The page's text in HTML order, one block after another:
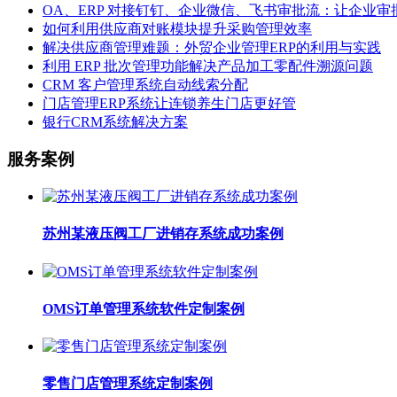
OA、ERP 对接钉钉、企业微信、飞书审批流：让企业审
如何利用供应商对账模块提升采购管理效率
解决供应商管理难题：外贸企业管理ERP的利用与实践
利用 ERP 批次管理功能解决产品加工零配件溯源问题
CRM 客户管理系统自动线索分配
门店管理ERP系统让连锁养生门店更好管
银行CRM系统解决方案
服务案例
苏州某液压阀工厂进销存系统成功案例
OMS订单管理系统软件定制案例
零售门店管理系统定制案例